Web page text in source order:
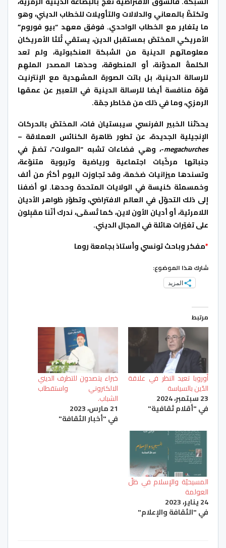
وتكتظّ بالمعاني والدلالات والتأويلات للخطاب الديني، وهو
ما يتغاير مع الخطاب الواحدي. فوفق معهد “بيو فوروم”
الأمريكي المختصّ بمستقبل الدين، يستقي ثُلثا الأمريكان
معلوماتهم الدينية من الشبكة العنكبوتية، ولم تعد
الكلمةُ المدوَّنة، أو المنطوقة، وحدَها المصدر الملهِم
للرسالة الدينية، بل باتت الصورة المشهدية مع الإنترنيت
قوّة منافسة أيضا للرسالة الدينية في التعبير عن عمقها
الرمزي، وما في ذلك من مَخاطر جمّة.
يحدّثنا الخبير الفرنسي سيبستيان فات، المختصّ بالحركات
الإنجيلية الجديدة، عن تطور ظاهرة الكنائس العملاقة –
megachurches-، وهي فضاءات تشبه “المولات”، تضمّ في
جنباتها مركّبات اجتماعية ورياضية وتربوية متنوّعة،
وتسندها ميزانيات ضخمة، وقد تجاوزت اليوم أكثر من ألف
وخمسمئة كنيسة في الولايات المتحدة وحدها. لو أضفنا
إلى ذلك التحوّلَ في العالم الافتراضي، وتطوّر ظواهر الأديان
اللامرئية، أو أديان الأون لاين، كما تُسمّى، ندرك أنّنا مقبِلون
على تغيّرات هائلة في المجال الديني.
*مفكر وباحث تونسي وأستاذ بجامعة روما
شارك هذا الموضوع:
المزيد
مرتبط
أوروبا تعيد النظر في علاقة
الدّين بالسياسة
23 سبتمبر، 2024
في "أقلام ثقافية"
خبراء يتصدون للتطرف الديني
الالكتروني واستقطاب
الشباب.
21 مارس، 2023
في "أخبار الثقافة"
المسيحيّة والإسلام في ظلّ
العولمة
24 يناير، 2023
في "الثقافة والإعلام"